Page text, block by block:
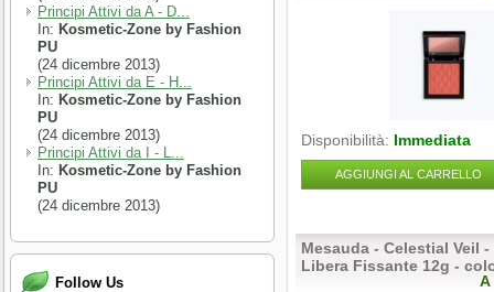
Principi Attivi da A - D...
In: Kosmetic-Zone by Fashion
PU
(24 dicembre 2013)
Principi Attivi da E - H...
In: Kosmetic-Zone by Fashion
PU
(24 dicembre 2013)
Principi Attivi da I - L...
In: Kosmetic-Zone by Fashion
PU
(24 dicembre 2013)
Follow Us
Disponibilità: Immediata
AGGIUNGI AL CARRELLO
Mesauda - Celestial Veil -
Libera Fissante 12g -
A